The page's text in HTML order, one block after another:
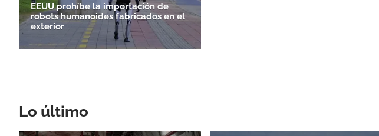
EEUU prohíbe la importación de
robots humanoides fabricados en el
exterior
Lo último